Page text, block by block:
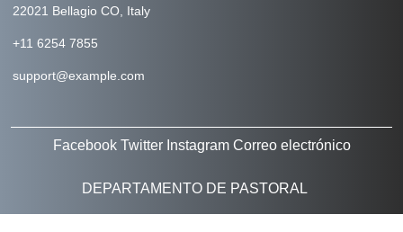
22021 Bellagio CO, Italy
+11 6254 7855
support@example.com
Facebook Twitter Instagram Correo electrónico
DEPARTAMENTO DE PASTORAL